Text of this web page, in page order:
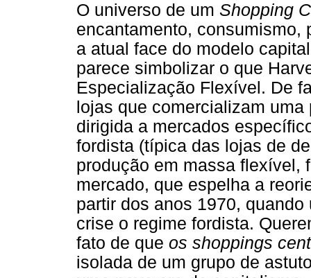
O universo de um Shopping
encantamento, consumismo,
a atual face do modelo
parece simbolizar o que
Especialização Flexível. De
lojas que comercializam
dirigida a mercados
fordista (típica das lojas de
produção em massa flexível,
mercado, que espelha a
partir dos anos 1970,
crise o regime fordista.
fato de que os shoppings
isolada de um grupo de